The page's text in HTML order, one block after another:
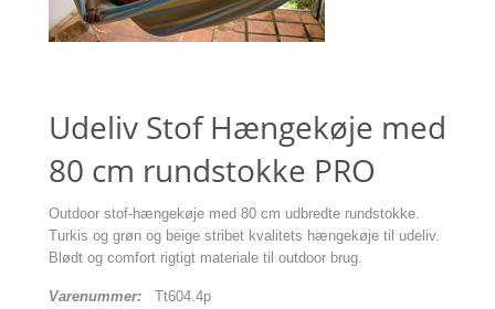
Udeliv Stof Hængekøje med
80 cm rundstokke PRO
Outdoor stof-hængekøje med 80 cm udbredte rundstokke.
Turkis og grøn og beige stribet kvalitets hængekøje til udeliv.
Blødt og comfort rigtigt materiale til outdoor brug.
Varenummer:
Tt604.4p